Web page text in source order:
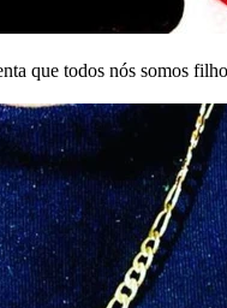
que todos nós somos